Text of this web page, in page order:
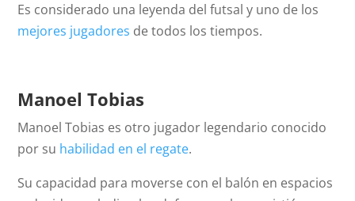
Es considerado una leyenda del futsal y uno de los
mejores jugadores de todos los tiempos.
Manoel Tobias
Manoel Tobias es otro jugador legendario conocido
por su habilidad en el regate.
Su capacidad para moverse con el balón en espacios